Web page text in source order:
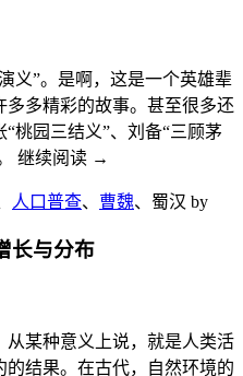
义”。是啊，这是一个英雄辈
多精彩的故事。甚至很多还
桃园三结义”、刘备“三顾茅
继续阅读 →
人口普查、 曹魏、蜀汉 by
长与分布
某种意义上说，就是人类活
结果。在古代，自然环境的